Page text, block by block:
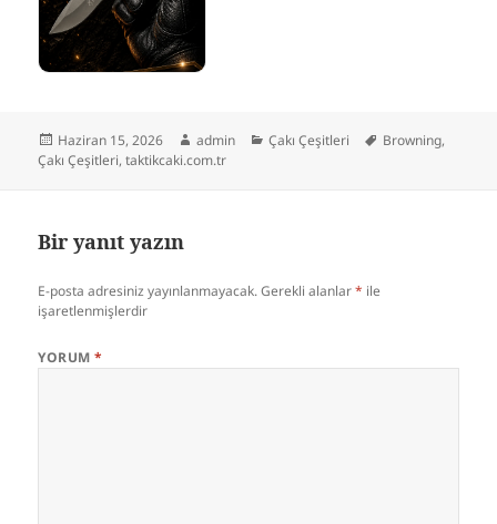
Yayın
tarihi
Haziran 15, 2026 Yazar
admin Kategoriler
Çakı Çeşitleri Etiketler
Browning,
Çakı Çeşitleri,taktikcaki.com.tr
Bir yanıt yazın
E-posta adresiniz yayınlanmayacak. Gerekli alanlar* ile
işaretlenmişlerdir
YORUM*